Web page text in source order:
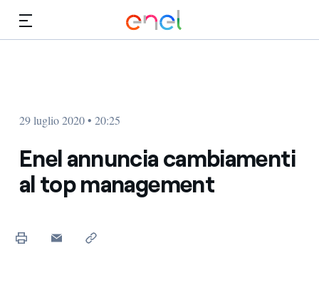
29 luglio 2020 • 20:25
Enel annuncia cambiamenti
al top management